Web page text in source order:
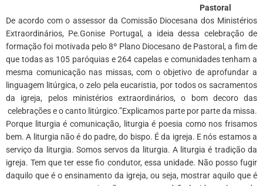
Pastoral
De acordo com o assessor da Comissão Diocesana dos Ministérios
Extraordinários, Pe.Gonise Portugal, a ideia dessa celebração de
formação foi motivada pelo 8º Plano Diocesano de Pastoral, a fim de
que todas as 105 paróquias e 264 capelas e comunidades tenham a
mesma comunicação nas missas, com o objetivo de aprofundar a
linguagem litúrgica, o zelo pela eucaristia, por todos os sacramentos
da igreja, pelos ministérios extraordinários, o bom decoro das
celebrações e o canto litúrgico.”Explicamos parte por parte da missa.
Porque liturgia é comunicação, liturgia é poesia como nos frisamos
bem. A liturgia não é do padre, do bispo. É da igreja. E nós estamos a
serviço da liturgia. Somos servos da liturgia. A liturgia é tradição da
igreja. Tem que ter esse fio condutor, essa unidade. Não posso fugir
daquilo que é o ensinamento da igreja, ou seja, mostrar aquilo que é